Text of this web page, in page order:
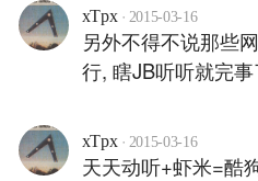
xTpx · 2015-03-16
另外不得不说那些
行, 瞎JB听听就完事
xTpx · 2015-03-16
天天动听+虾米=酷